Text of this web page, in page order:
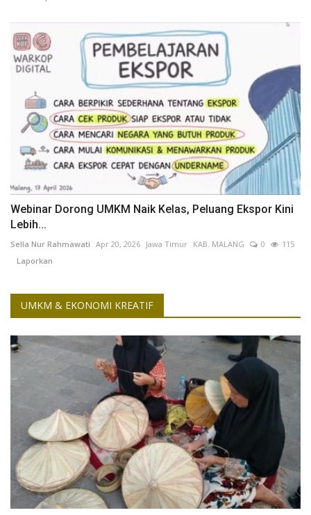
Webinar Dorong UMKM Naik Kelas, Peluang Ekspor Kini
Lebih...
Sella Nur Rahmawati Apr 20, 2026 Jawa Timur KAB. MALANG 0
115
Laporkan
UMKM & EKONOMI KREATIF